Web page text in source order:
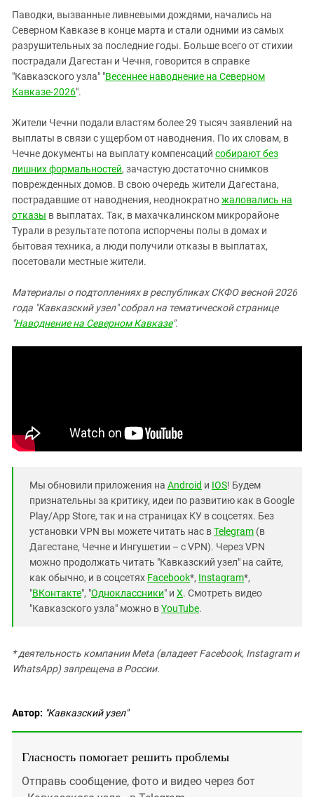
Паводки, вызванные ливневыми дождями, начались на
Северном Кавказе в конце марта и стали одними из самых
разрушительных за последние годы. Больше всего от стихии
пострадали Дагестан и Чечня, говорится в справке
"Кавказского узла" "Весеннее наводнение на Северном
Кавказе-2026".
Жители Чечни подали властям более 29 тысяч заявлений на
выплаты в связи с ущербом от наводнения. По их словам, в
Чечне документы на выплату компенсаций собирают без
лишних формальностей, зачастую достаточно снимков
поврежденных домов. В свою очередь жители Дагестана,
пострадавшие от наводнения, неоднократножаловались на
отказы в выплатах. Так, в махачкалинском микрорайоне
Турали в результате потопа испорчены полы в домах и
бытовая техника, а люди получили отказы в выплатах,
посетовали местные жители.
Материалы о подтоплениях в республиках СКФО весной 2026
года "Кавказский узел" собрал на тематической странице
"Наводнение на Северном Кавказе".
Мы обновили приложения на Android и IOS! Будем
признательны за критику, идеи по развитию как в Google
Play/App Store, так и на страницах КУ в соцсетях. Без
установки VPN вы можете читать нас вTelegram (в
Дагестане, Чечне и Ингушетии – с VPN). Через VPN
можно продолжать читать "Кавказский узел" на сайте,
как обычно, и в соцсетях Facebook*, Instagram*,
"ВКонтакте", "Одноклассники" и X. Смотреть видео
"Кавказского узла" можно вYouTube.
* деятельность компании Meta (владеет Facebook, Instagram и
WhatsApp) запрещена в России.
Автор: "Кавказский узел"
Гласность помогает решить проблемы
Отправь сообщение, фото и видео через бот